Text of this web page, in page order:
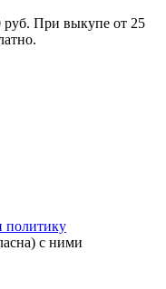
руб. При выкупе от 25
политику
с ними